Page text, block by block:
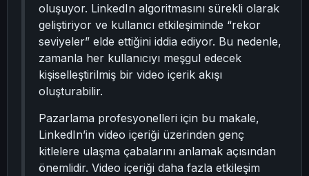
oluşuyor. LinkedIn algoritmasını sürekli olarak
geliştiriyor ve kullanıcı etkileşiminde “rekor
seviyeler” elde ettiğini iddia ediyor. Bu nedenle,
zamanla her kullanıcıyı meşgul edecek
kişiselleştirilmiş bir video içerik akışı
oluşturabilir.
Pazarlama profesyonelleri için bu makale,
LinkedIn’in video içeriği üzerinden genç
kitlelere ulaşma çabalarını anlamak açısından
önemlidir. Video içeriği daha fazla etkileşim